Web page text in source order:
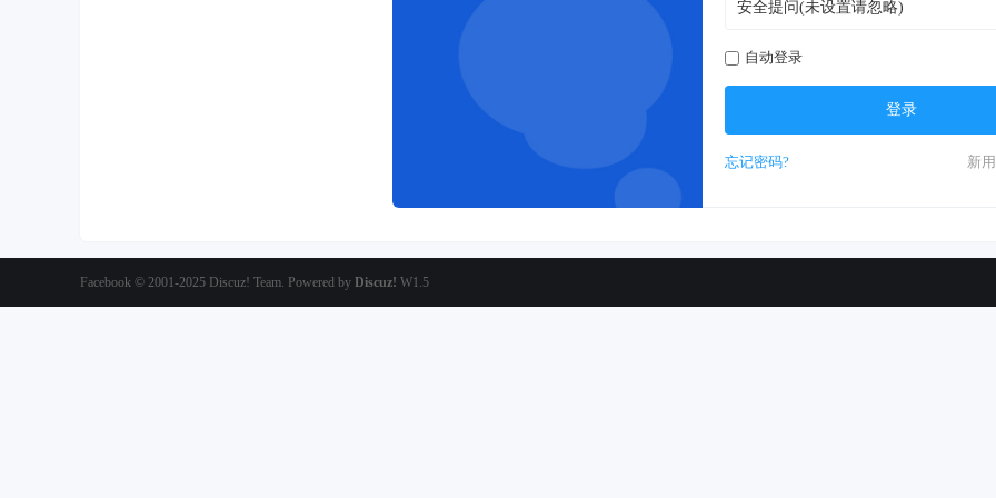
自动登录
登录
新
忘记密码?
Facebook © 2001-2025 Discuz! Team. Powered by Discuz! W1.5